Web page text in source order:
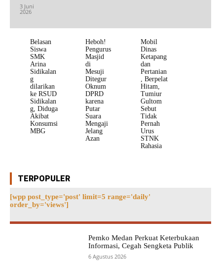
3 Juni
2026
Belasan
Siswa
SMK
Arina
Sidikalan
g
dilarikan
ke RSUD
Sidikalan
g, Diduga
Akibat
Konsumsi
MBG
Heboh!
Pengurus
Masjid
di
Mesuji
Ditegur
Oknum
DPRD
karena
Putar
Suara
Mengaji
Jelang
Azan
Mobil
Dinas
Ketapang
dan
Pertanian
, Berpelat
Hitam,
Tumiur
Gultom
Sebut
Tidak
Pernah
Urus
STNK
Rahasia
TERPOPULER
[wpp post_type='post' limit=5 range='daily'
order_by='views']
Pemko Medan Perkuat Keterbukaan
Informasi, Cegah Sengketa Publik
6 Agustus 2026